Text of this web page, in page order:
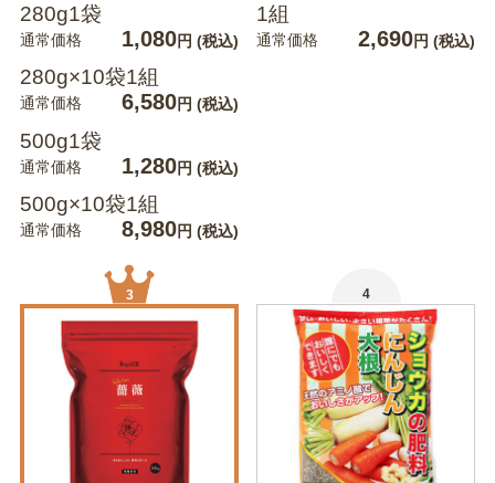
280g1袋
通常価格 1,080円 (税込)
280g×10袋1組
通常価格 6,580円 (税込)
500g1袋
通常価格 1,280円 (税込)
500g×10袋1組
通常価格 8,980円 (税込)
1組
通常価格 2,690円 (税込)
3 4